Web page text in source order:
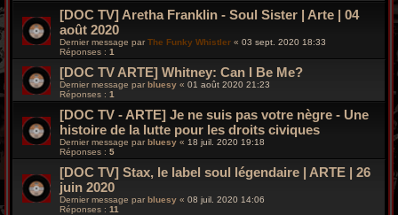
[DOC TV] Aretha Franklin - Soul Sister | Arte | 04
août 2020
Dernier message par The Funky Whistler « 03 sept. 2020 18:33
Réponses : 1
[DOC TV ARTE] Whitney: Can I Be Me?
Dernier message par bluesy « 01 août 2020 21:23
Réponses : 1
[DOC TV - ARTE] Je ne suis pas votre nègre - Une
histoire de la lutte pour les droits civiques
Dernier message par bluesy « 18 juil. 2020 19:18
Réponses : 5
[DOC TV] Stax, le label soul légendaire | ARTE | 26
juin 2020
Dernier message par bluesy « 08 juil. 2020 14:06
Réponses : 11